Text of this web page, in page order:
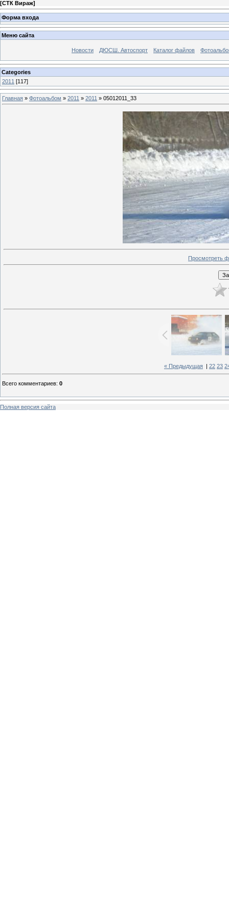
[СТК Вираж]
Форма входа
Меню сайта
Новости ДЮСШ. Автоспорт Каталог файлов
Categories
2011 [117]
Главная » Фотоальбом » 2011 » 2011 » 05012011_33
Просмотреть
« Предыдущая 22 23
Всего комментариев: 0
Полная версия сайта